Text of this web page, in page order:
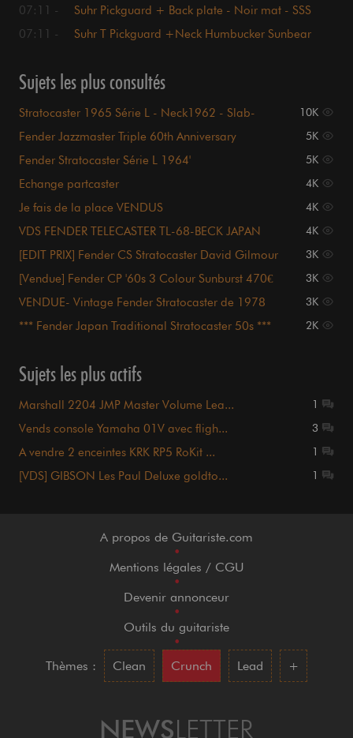
07:11 -
Suhr Pickguard + Back plate - Noir mat - SSS
07:11 -
Suhr T Pickguard +Neck Humbucker Sunbear
Sujets les plus consultés
Stratocaster 1965 Série L - Neck1962 - Slab-
10K
Fender Jazzmaster Triple 60th Anniversary 5K
Fender Stratocaster Série L 1964' 5K
Echange partcaster 4K
Je fais de la place VENDUS 4K
VDS FENDER TELECASTER TL-68-BECK JAPAN
4K
[EDIT PRIX] Fender CS Stratocaster David Gilmour 3K
[Vendue] Fender CP '60s 3 Colour Sunburst 470€ 3K
VENDUE- Vintage Fender Stratocaster de 1978 3K
*** Fender Japan Traditional Stratocaster 50s *** 2K
Sujets les plus actifs
Marshall 2204 JMP Master Volume Lea... 1
Vends console Yamaha 01V avec fligh... 3
A vendre 2 enceintes KRK RP5 RoKit ... 1
[VDS] GIBSON Les Paul Deluxe goldto... 1
A propos de Guitariste.com
•
Mentions légales / CGU
•
Devenir annonceur
•
Outils du guitariste
•
Thèmes :
Clean Crunch Lead +
NEWSLETTER